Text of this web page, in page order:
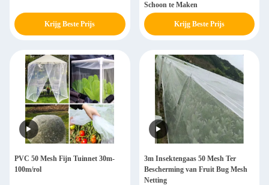
Krijg Beste Prijs
Schoon te Maken
Krijg Beste Prijs
PVC 50 Mesh Fijn Tuinnet 30m-
100m/rol
3m Insektengaas 50 Mesh Ter
Bescherming van Fruit Bug Mesh
Netting